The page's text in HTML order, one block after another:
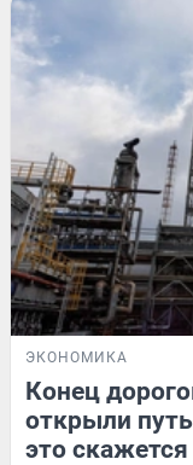
ЭКОНОМИКА
Конец
открыли
это